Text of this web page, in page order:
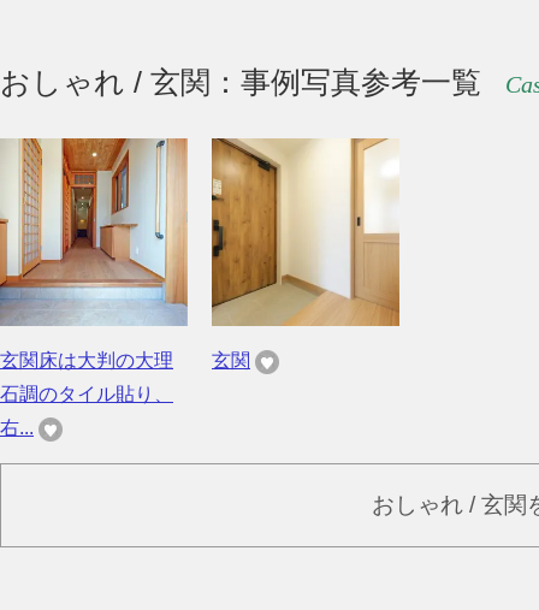
おしゃれ / 玄関：事例写真参考一覧
玄関床は大判の大理
石調のタイル貼り、
右...
玄関
おしゃれ / 玄関